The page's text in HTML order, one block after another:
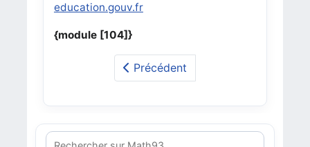
education.gouv.fr
{module [104]}
Précédent